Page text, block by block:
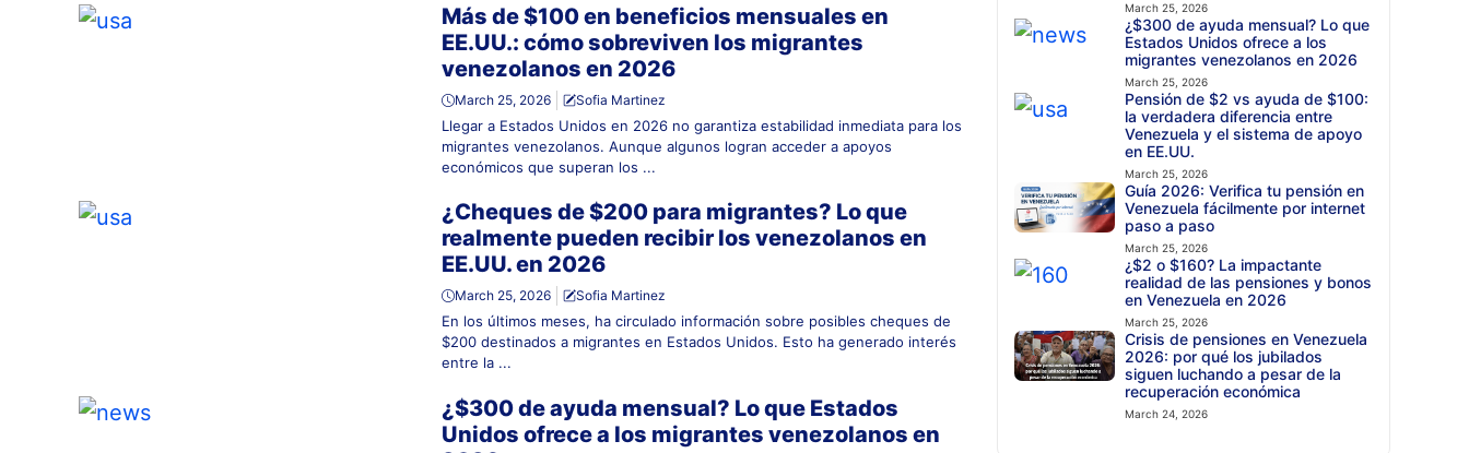
Más de $100 en beneficios mensuales en
EE.UU.: cómo sobreviven los migrantes
venezolanos en 2026
March 25, 2026 Sofia Martinez
Llegar a Estados Unidos en 2026 no garantiza estabilidad inmediata para los
migrantes venezolanos. Aunque algunos logran acceder a apoyos
económicos que superan los ...
¿Cheques de $200 para migrantes? Lo que
realmente pueden recibir los venezolanos en
EE.UU. en 2026
March 25, 2026 Sofia Martinez
En los últimos meses, ha circulado información sobre posibles cheques de
$200 destinados a migrantes en Estados Unidos. Esto ha generado interés
entre la ...
¿$300 de ayuda mensual? Lo que Estados
Unidos ofrece a los migrantes venezolanos en
March 25, 2026
¿$300 de ayuda mensual? Lo que
Estados Unidos ofrece a los
migrantes venezolanos en 2026
March 25, 2026
Pensión de $2 vs ayuda de $100:
la verdadera diferencia entre
Venezuela y el sistema de apoyo
en EE.UU.
March 25, 2026
Guía 2026: Verifica tu pensión en
Venezuela fácilmente por internet
paso a paso
March 25, 2026
¿$2 o $160? La impactante
realidad de las pensiones y bonos
en Venezuela en 2026
March 25, 2026
Crisis de pensiones en Venezuela
2026: por qué los jubilados
siguen luchando a pesar de la
recuperación económica
March 24, 2026